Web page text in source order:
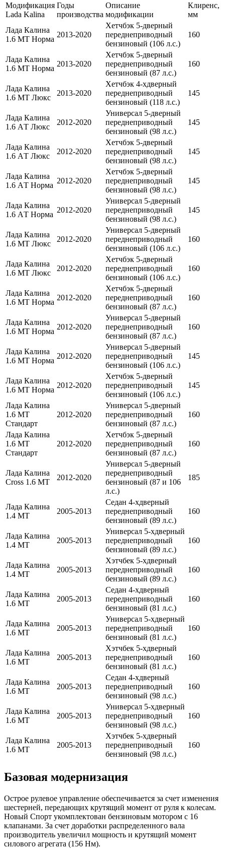
Модификация
Lada Kalina
Годы
производства
Описание
модификации
Клиренс,
мм
Лада Калина
1.6 МТ Норма
2013-2020
Хетчбэк 5-дверный
переднеприводный
бензиновый (106 л.с.)
160
Лада Калина
1.6 МТ Норма
2013-2020
Хетчбэк 5-дверный
переднеприводный
бензиновый (87 л.с.)
160
Лада Калина
1.6 МТ Люкс
2013-2020
Хетчбэк 4-хдверный
переднеприводный
бензиновый (118 л.с.)
145
Лада Калина
1.6 AТ Люкс
2012-2020
Универсал 5-дверный
переднеприводный
бензиновый (98 л.с.)
145
Лада Калина
1.6 AТ Люкс
2012-2020
Хетчбэк 5-дверный
переднеприводный
бензиновый (98 л.с.)
145
Лада Калина
1.6 AТ Норма
2012-2020
Хетчбэк 5-дверный
переднеприводный
бензиновый (98 л.с.)
145
Лада Калина
1.6 AТ Норма
2012-2020
Универсал 5-дверный
переднеприводный
бензиновый (98 л.с.)
145
Лада Калина
1.6 МТ Люкс
2012-2020
Универсал 5-дверный
переднеприводный
бензиновый (106 л.с.)
160
Лада Калина
1.6 МТ Люкс
2012-2020
Хетчбэк 5-дверный
переднеприводный
бензиновый (106 л.с.)
160
Лада Калина
1.6 МТ Норма
2012-2020
Хетчбэк 5-дверный
переднеприводный
бензиновый (87 л.с.)
160
Лада Калина
1.6 МТ Норма
2012-2020
Универсал 5-дверный
переднеприводный
бензиновый (87 л.с.)
160
Лада Калина
1.6 МТ Норма
2012-2020
Универсал 5-дверный
переднеприводный
бензиновый (106 л.с.)
145
Лада Калина
1.6 МТ Норма
2012-2020
Хетчбэк 5-дверный
переднеприводный
бензиновый (106 л.с.)
145
Лада Калина
1.6 МТ
Стандарт
2012-2020
Универсал 5-дверный
переднеприводный
бензиновый (87 л.с.)
160
Лада Калина
1.6 МТ
Стандарт
2012-2020
Хетчбэк 5-дверный
переднеприводный
бензиновый (87 л.с.)
160
Лада Калина
Cross 1.6 МТ
2012-2020
Универсал 5-дверный
переднеприводный
бензиновый (87 и 106
л.с.)
185
Лада Калина
1.4 МТ
2005-2013
Седан 4-хдверный
переднеприводный
бензиновый (89 л.с.)
160
Лада Калина
1.4 МТ
2005-2013
Универсал 5-хдверный
переднеприводный
бензиновый (89 л.с.)
160
Лада Калина
1.4 МТ
2005-2013
Хэтчбек 5-хдверный
переднеприводный
бензиновый (89 л.с.)
160
Лада Калина
1.6 МТ
2005-2013
Седан 4-хдверный
переднеприводный
бензиновый (81 л.с.)
160
Лада Калина
1.6 МТ
2005-2013
Универсал 5-хдверный
переднеприводный
бензиновый (81 л.с.)
160
Лада Калина
1.6 МТ
2005-2013
Хэтчбек 5-хдверный
переднеприводный
бензиновый (81 л.с.)
160
Лада Калина
1.6 МТ
2005-2013
Седан 4-хдверный
переднеприводный
бензиновый (98 л.с.)
160
Лада Калина
1.6 МТ
2005-2013
Универсал 5-хдверный
переднеприводный
бензиновый (98 л.с.)
160
Лада Калина
1.6 МТ
2005-2013
Хэтчбек 5-хдверный
переднеприводный
бензиновый (98 л.с.)
160
Базовая модернизация
Острое рулевое управление обеспечивается за счет изменения
шестерней, передающих крутящий момент от руля к колесам.
Новый Спорт укомплектован бензиновым мотором с 16
клапанами. За счет доработки распределенного вала
производитель увеличил мощность и крутящий момент
силового агрегата (156 Нм).